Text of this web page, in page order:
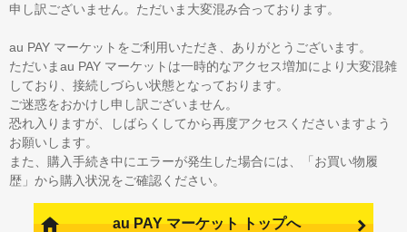
申し訳ございません。ただいま大変混み合っております。
au PAY マーケットをご利用いただき、ありがとうございます。
ただいまau PAY マーケットは一時的なアクセス増加により大変混雑
しており、接続しづらい状態となっております。
ご迷惑をおかけし申し訳ございません。
恐れ入りますが、しばらくしてから再度アクセスくださいますよう
お願いします。
また、購入手続き中にエラーが発生した場合には、「お買い物履
歴」から購入状況をご確認ください。
au PAY マーケット トップへ